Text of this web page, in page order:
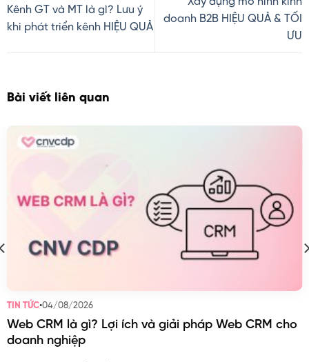
Kênh GT và MT là gì? Lưu ý
khi phát triển kênh HIỆU QUẢ
doanh B2B HIỆU QUẢ & TỐI
ƯU
Bài viết liên quan
TIN TỨC•04/08/2026
Web CRM là gì? Lợi ích và giải pháp Web CRM cho
doanh nghiệp